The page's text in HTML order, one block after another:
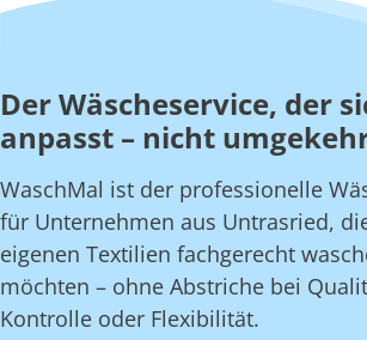
Der Wäscheservice, der
anpasst – nicht
WaschMal ist der professionelle
für Unternehmen aus Untrasried,
eigenen Textilien fachgerecht
möchten – ohne Abstriche bei
Kontrolle oder Flexibilität.